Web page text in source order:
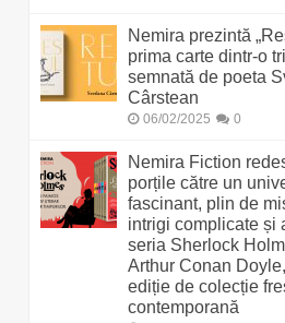
Nemira prezintă
prima carte dintr-o
semnată de poeta
Cârstean
06/02/2025 0
Nemira Fiction
porțile către un
fascinant, plin de
intrigi complicate și
seria Sherlock
Arthur Conan
ediție de colecție
contemporană